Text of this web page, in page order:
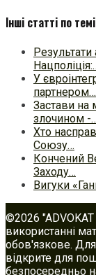
Інші статті по темі
У
партнером…
Застави на
злочином -
Хто
Союзу…
Кончений
Заходу…
Вигуки
©2026
використанні
обов'язкове.
відкрите для
безпосередньо